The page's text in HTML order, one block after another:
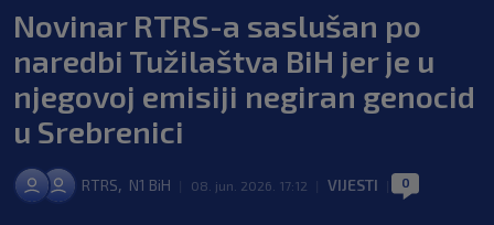
Novinar RTRS-a saslušan po
naredbi Tužilaštva BiH jer je u
njegovoj emisiji negiran genocid
u Srebrenici
RTRS, N1 BiH 08. jun. 2026. 17:12 VIJESTI 0